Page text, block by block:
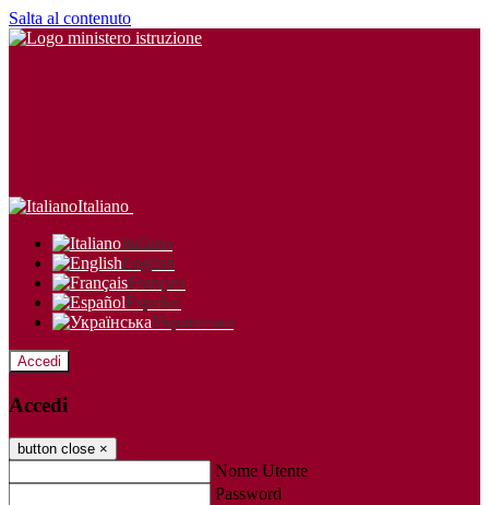
Salta al contenuto
Italiano
Italiano
English
Français
Español
Українська
Accedi
Accedi
button close ×
Nome Utente
Password